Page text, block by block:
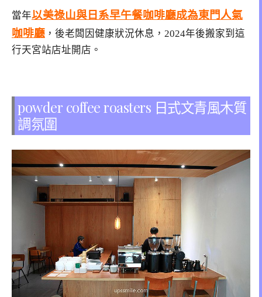
當年以美祿山與日系早午餐咖啡廳成為東門人氣
咖啡廳 ，後老闆因健康狀況休息，2024年後搬家到這
行天宮站店址開店。
powder coffee roasters 日式文青風木質
調氛圍